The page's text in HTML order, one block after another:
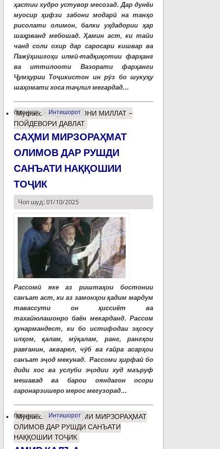
ҳастии худро устувор месозад. Дар дунёи
муосир ҳифзи забони модарӣ на танҳо
рисолати олимон, балки уҳдадории ҳар
шаҳрванд мебошад. Ҳамин аст, ки тайи
чанд соли охир дар саросари кишвар ва
Пажӯҳишгоҳи илмӣ-тадқиқотии фарҳанг
ва иттилооти Вазорати фарҳанги
Ҷумҳурии Тоҷикистон ин рӯз бо шукуҳу
шаҳомати хоса таҷлил мегардад...
барчасп: Интишорот
Муфассалтаро ЗАБОНИ МИЛЛАТ –
ПОЙДЕВОРИ ДАВЛАТ
САҲМИ МИРЗОРАҲМАТ
ОЛИМОВ ДАР РУШДИ
САНЪАТИ НАҚҚОШИИ
ТОҶИК
Чоп шуд: 01/10/2025
Рассомӣ яке аз риштаҳои бостонии
санъат аст, ки аз замонҳои қадим мардум
тавассути он ҳиссиёт ва
тахайюлашонро баён мекарданд. Рассом
ҳунармандест, ки бо истифодаи эҳсосу
илҳом, қалам, мӯқалам, ранг, рангҳои
равғанин, акварел, чӯб ва ғайра асарҳои
санъат эҷод мекунад. Рассоми ҳирфаӣ бо
диди хос ва услуби эҷодии худ маъруф
мешавад ва барои ояндагон осори
гаронарзишеро мерос мегузорад...
барчасп: Интишорот
Муфассалтаро САҲМИ МИРЗОРАҲМАТ
ОЛИМОВ ДАР РУШДИ САНЪАТИ
НАҚҚОШИИ ТОҶИК